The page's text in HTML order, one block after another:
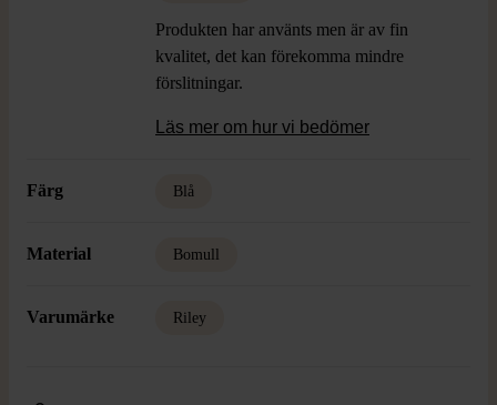
Produkten har använts men är av fin
kvalitet, det kan förekomma mindre
förslitningar.
Läs mer om hur vi bedömer
Färg Blå
Material Bomull
Varumärke Riley